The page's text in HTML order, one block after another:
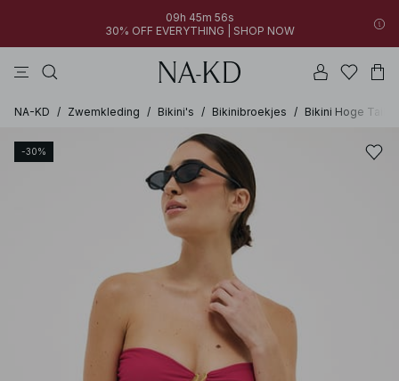
09h 45m 56s
30% OFF EVERYTHING | SHOP NOW
NA-KD / Zwemkleding / Bikini's / Bikinibroekjes / Bikini Hoge Taille
-30%